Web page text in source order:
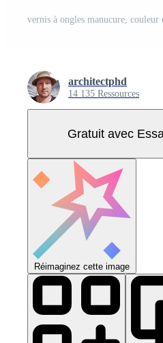
vernis à ongles manucure,
architectphd
14 135 Ressources
Gratuit avec
Réimaginez cette image